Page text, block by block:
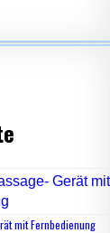
mit Fernbedienung